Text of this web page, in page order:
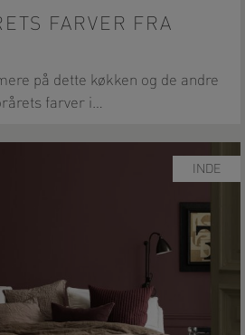
FARVER FRA
på dette køkken og de andre
farver i…
INDE